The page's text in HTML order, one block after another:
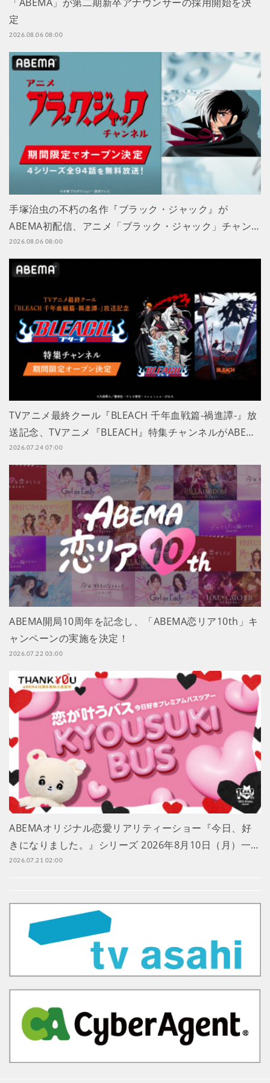
定
2026.08.06 08:00
手塚治虫の不朽の名作『ブラック・ジャック』が
ABEMA初配信、アニメ「ブラック・ジャック」チャン…
2026.08.06 08:00
TVアニメ最終クール『BLEACH 千年血戦篇-禍進譚-』放
送記念、TVアニメ『BLEACH』特集チャンネルがABE…
2026.07.24 07:00
ABEMA開局10周年を記念し、「ABEMA恋リア10th」キ
ャンペーンの実施を決定！
2026.07.22 03:00
ABEMAオリジナル恋愛リアリティーショー『今日、好
きになりました。』シリーズ 2026年8月10日（月）一…
2026.07.21 02:00